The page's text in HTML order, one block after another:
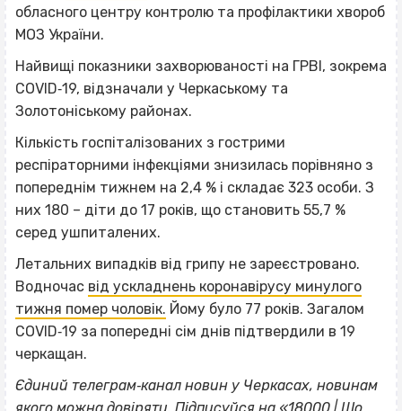
обласного центру контролю та профілактики хвороб
МОЗ України.
Найвищі показники захворюваності на ГРВІ, зокрема
COVID‐19, відзначали у Черкаському та
Золотоніському районах.
Кількість госпіталізованих з гострими
респіраторними інфекціями знизилась порівняно з
попереднім тижнем на 2,4 % і складає 323 особи. З
них 180 – діти до 17 років, що становить 55,7 %
серед ушпиталених.
Летальних випадків від грипу не зареєстровано.
Водночас від ускладнень коронавірусу минулого
тижня помер чоловік. Йому було 77 років. Загалом
COVID‐19 за попередні сім днів підтвердили в 19
черкащан.
Єдиний телеграм‐канал новин у Черкасах, новинам